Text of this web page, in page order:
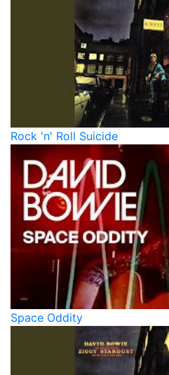
Rock 'n' Roll Suicide
Space Oddity